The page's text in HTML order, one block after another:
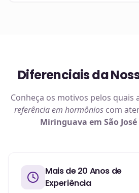
Diferenciais da
Conheça os motivos pelos quais
referência em hormônioscom
Miringuava em São
Mais de 20 Anos de
Experiência